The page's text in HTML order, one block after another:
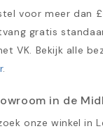
voor meer dan
gratis
VK. Bekijk alle
.
in de
onze winkel in